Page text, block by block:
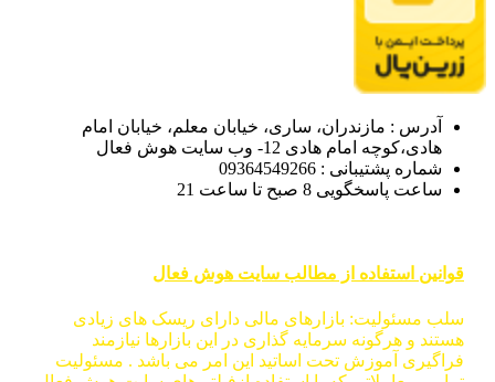
آدرس : مازندران، ساری، خیابان معلم، خیابان امام
هادی،کوچه امام هادی 12- وب سایت هوش فعال
شماره پشتیبانی : 09364549266
ساعت پاسخگویی 8 صبح تا ساعت 21
قوانین استفاده از مطالب سایت هوش فعال
سلب مسئولیت: بازارهای مالی دارای ریسک های زیادی
هستند و هرگونه سرمایه گذاری در این بازارها نیازمند
فراگیری آموزش تحت اساتید این امر می باشد . مسئولیت